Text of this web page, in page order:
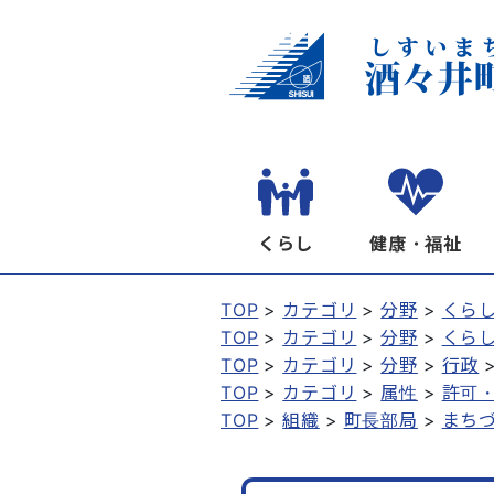
くらし 健康・福祉
TOP カテゴリ 分野
くら
TOP
カテゴリ 分野
くら
TOP
カテゴリ 分野
行政
TOP
カテゴリ 属性
許可
TOP
組織 町長部局 まち